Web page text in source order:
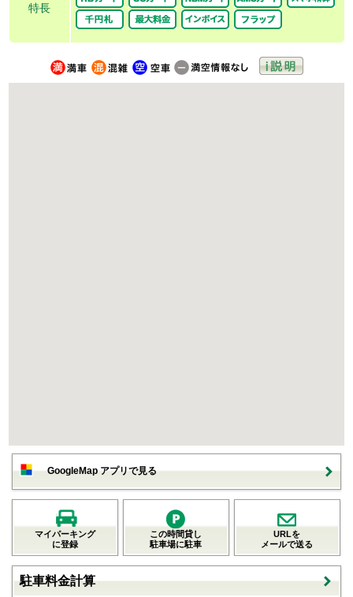
特長
GoogleMap アプリで見る
マイパーキング
に登録
この時間貸し
駐車場に駐車
URLを
メールで送る
駐車料金計算